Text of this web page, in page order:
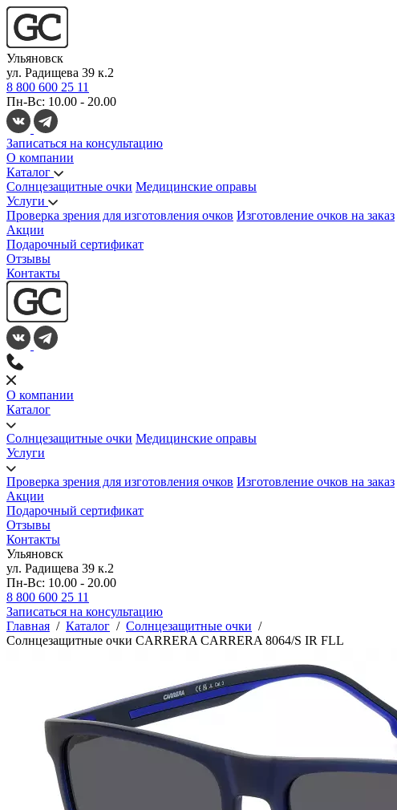
Ульяновск
ул. Радищева 39 к.2
8 800 600 25 11
Пн-Вс: 10.00 - 20.00
Записаться на консультацию
О компании
Каталог
Солнцезащитные очки Медицинские оправы
Услуги
Проверка зрения для изготовления очков Изготовление очков на заказ
Акции
Подарочный сертификат
Отзывы
Контакты
О компании
Каталог
Солнцезащитные очки Медицинские оправы
Услуги
Проверка зрения для изготовления очков Изготовление очков на заказ
Акции
Подарочный сертификат
Отзывы
Контакты
Ульяновск
ул. Радищева 39 к.2
Пн-Вс: 10.00 - 20.00
8 800 600 25 11
Записаться на консультацию
Главная / Каталог / Солнцезащитные очки /
Солнцезащитные очки CARRERA CARRERA 8064/S IR FLL